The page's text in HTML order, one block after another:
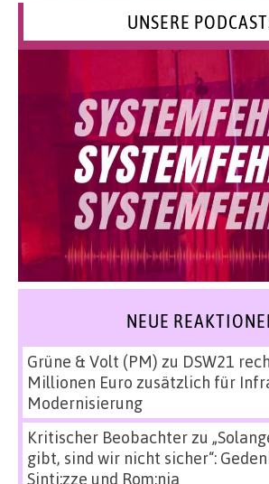
UNSERE
NEUE
Grüne & Volt (PM) zu DSW21
Millionen Euro zusätzlich für
Modernisierung
Kritischer Beobachterzu
gibt, sind wir nicht sicher“:
Sinti:zze und Rom:nja